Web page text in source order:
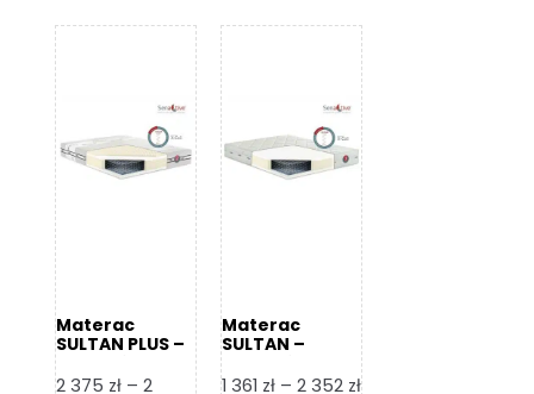
119 zł
Materac
SULTAN PLUS –
2 375 zł – 2
Materac
SULTAN –
1 361 zł – 2 352 złZakres